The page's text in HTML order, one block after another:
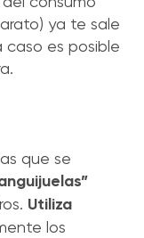
ya te sale
es posible
que se
Utiliza
los